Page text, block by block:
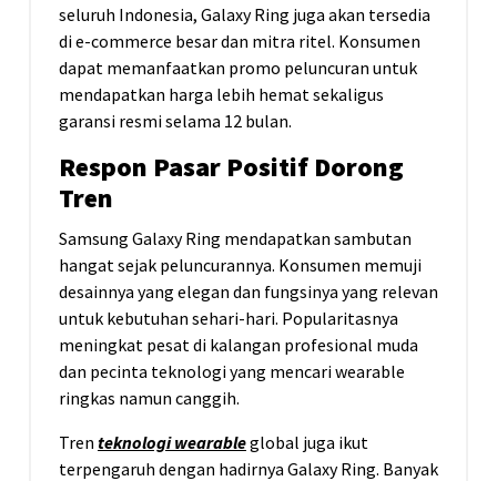
seluruh Indonesia, Galaxy Ring juga akan tersedia
di e-commerce besar dan mitra ritel. Konsumen
dapat memanfaatkan promo peluncuran untuk
mendapatkan harga lebih hemat sekaligus
garansi resmi selama 12 bulan.
Respon Pasar Positif Dorong
Tren
Samsung Galaxy Ring mendapatkan sambutan
hangat sejak peluncurannya. Konsumen memuji
desainnya yang elegan dan fungsinya yang relevan
untuk kebutuhan sehari-hari. Popularitasnya
meningkat pesat di kalangan profesional muda
dan pecinta teknologi yang mencari wearable
ringkas namun canggih.
Tren teknologi wearableglobal juga ikut
terpengaruh dengan hadirnya Galaxy Ring. Banyak